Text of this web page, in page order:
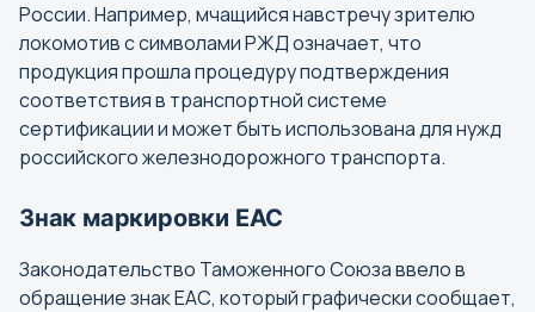
России. Например, мчащийся навстречу зрителю
локомотив с символами РЖД означает, что
продукция прошла процедуру подтверждения
соответствия в транспортной системе
сертификации и может быть использована для нужд
российского железнодорожного транспорта.
Знак маркировки ЕАС
Законодательство Таможенного Союза ввело в
обращение знак ЕАС, который графически сообщает,
Б
Барнаул
Белгород
Бийск
Благовещенск